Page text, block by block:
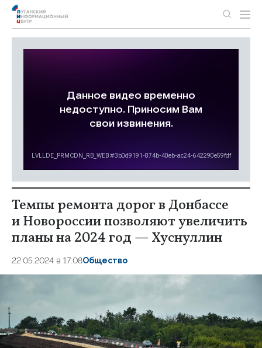
Темпы ремонта дорог в Донбассе
и Новороссии позволяют увеличить
планы на 2024 год — Хуснуллин
22.05.2024 в 17:08Общество